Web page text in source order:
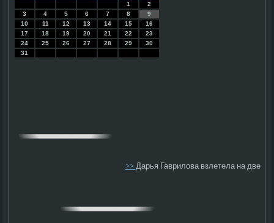
1
2
3
4 5 6 7 8
9
10
11 12 13 14 15
16
17
18 19 20 21 22
23
24
25 26 27 28 29
30
31
>>Дарья Гаврилова взлетела на две